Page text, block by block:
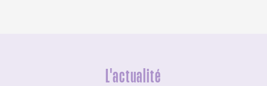
L'actualité